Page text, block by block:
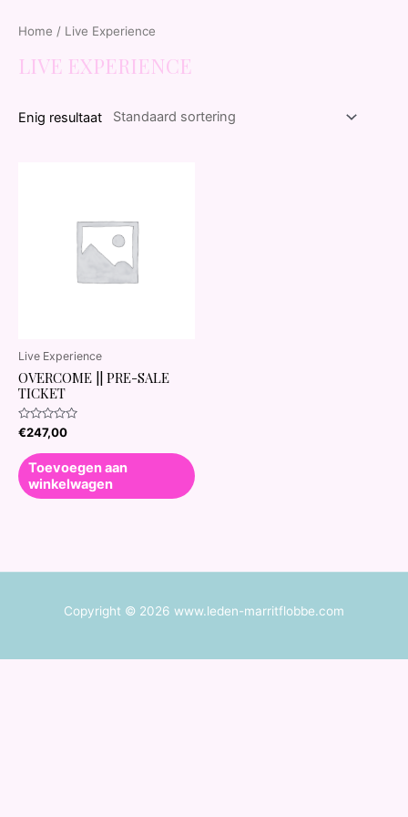
Home / Live Experience
LIVE EXPERIENCE
Enig resultaat
Live Experience
OVERCOME || PRE-SALE
TICKET
Waardering
0
5
€247,00
Toevoegen aan
winkelwagen
Copyright © 2026 www.leden-marritflobbe.com